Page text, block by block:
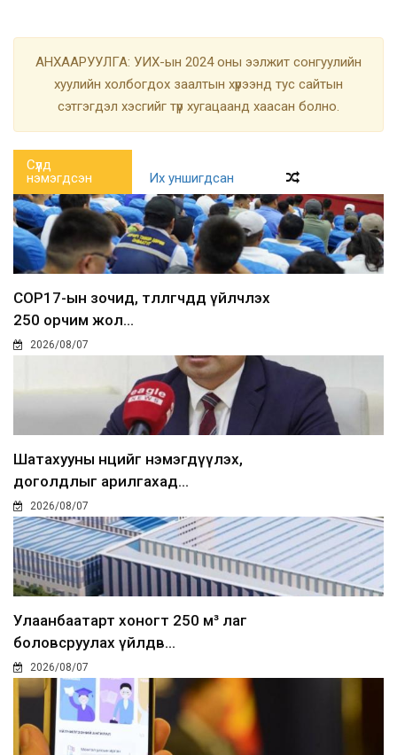
АНХААРУУЛГА: УИХ-ын 2024 оны ээлжит сонгуулийн
хуулийн холбогдох заалтын хүрээнд тус сайтын
сэтгэгдэл хэсгийг түр хугацаанд хаасан болно.
Сүүлд
нэмэгдсэн
Их уншигдсан
COP17-ын зочид, төлөөлөгчдөд үйлчлэх
250 орчим жол...
2026/08/07
Шатахууны нөөцийг нэмэгдүүлэх,
доголдлыг арилгахад...
2026/08/07
Улаанбаатарт хоногт 250 м³ лаг
боловсруулах үйлдв...
2026/08/07